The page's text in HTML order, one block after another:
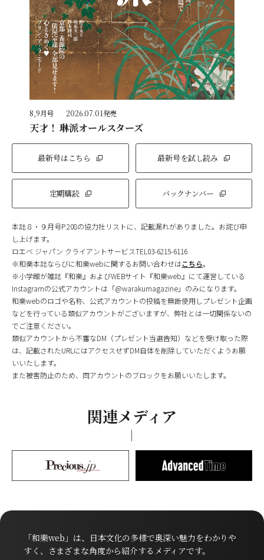
8,9月号 2026.07.01発売
天才！ 琳派オールスターズ
最新号はこちら 最新号を試し読み
定期購読 バックナンバー
本誌８・９月号P.208の協力社リストに、記載漏れがありました。お詫び申
し上げます。
ロエベ ジャパン クライアントサービスTEL03-6215-6116
※和樂本誌ならびに和樂webに関するお問い合わせはこちら。
※小学館が雑誌『和樂』およびWEBサイト『和樂web』にて運営している
Instagramの公式アカウントは「@warakumagazine」のみになります。
和樂webのロゴや名称、公式アカウントの投稿を無断使用しプレゼント企画
などを行っている類似アカウントがございますが、弊社とは一切関係ないの
でご注意ください。
類似アカウントから不審なDM（プレゼント当選告知）などを受け取った際
は、記載されたURLにはアクセスせずDM自体を削除していただくようお願
いいたします。
また被害防止のため、同アカウントのブロックをお願いいたします。
関連メディア
「和樂web」は、日本文化の多様で奥深い魅力をわかりや
すく、さまざまな角度から紹介するメディアです。